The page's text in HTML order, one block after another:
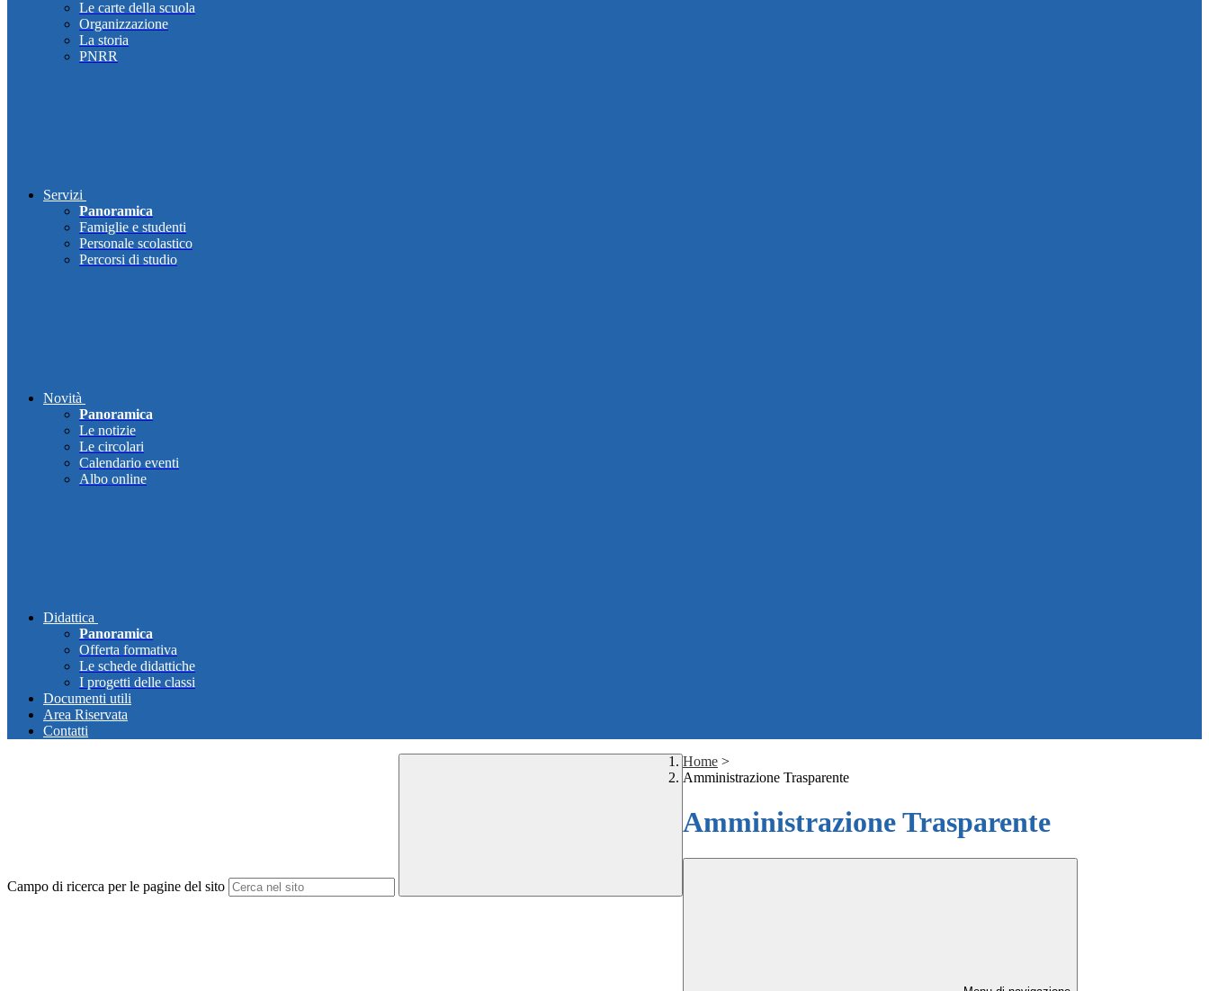
Le carte della scuola
Organizzazione
La storia
PNRR
Servizi
Panoramica
Famiglie e studenti
Personale scolastico
Percorsi di studio
Novità
Panoramica
Le notizie
Le circolari
Calendario eventi
Albo online
Didattica
Panoramica
Offerta formativa
Le schede didattiche
I progetti delle classi
Documenti utili
Area Riservata
Contatti
Campo di ricerca per le pagine del sito
Home >
Amministrazione Trasparente
Amministrazione Trasparente